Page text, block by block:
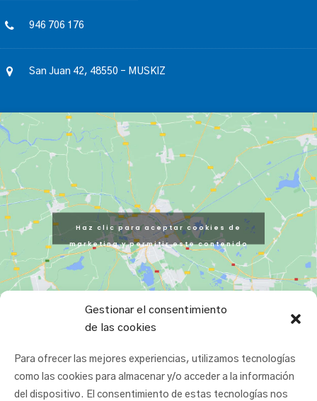
Gestionar el consentimiento
de las cookies
Para ofrecer las mejores experiencias, utilizamos tecnologías
como las cookies para almacenar y/o acceder a la información
del dispositivo. El consentimiento de estas tecnologías nos
946 706 176
San Juan 42, 48550 – MUSKIZ
Haz clic para aceptar cookies de
marketing y permitir este contenido